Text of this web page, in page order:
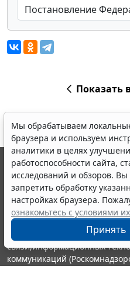
Показать
Мы обрабатываем
браузера и используем
аналитики в целях
работоспособности сайта,
исследований и обзоров.
запретить обработку
настройках браузера.
ознакомьтесь с условиями
Принять
© ООО "НПП "ГАРАНТ-
выпускается с 1990 года.
являются участниками
информации ГАРАНТ.
Портал ГАРАНТ.РУ
издания Федеральной
связи,информационных
коммуникаций